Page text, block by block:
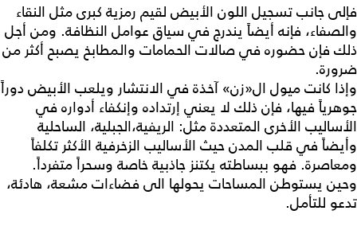
فإلى جانب تسجيل اللون الأبيض لقيم رمزية كبرى مثل النقاء
والصفاء، فإنه أيضاً يندرج في سياق عوامل النظافة. ومن أجل
ذلك فإن حضوره في صالات الحمامات والمطابخ يصبح أكثر من
ضرورة.
وإذا كانت ميول ال«زن» آخذة في الانتشار ويلعب الأبيض دوراً
جوهرياً فيها، فإن ذلك لا يعني إرتداده وإنكفاء أدواره في
الأساليب الأخرى المتعددة مثل: الريفية،الجبلية، الساحلية
وأيضاً في قلب المدن حيث الأساليب الزخرفية الأكثر تكلفاً
ومعاصرة. فهو ببساطته يكتنز جاذبية خاصة وسحراً متفرداً.
وحين يستوطن المساحات يحولها الى فضاءات مشعة، هادئة،
تدعو للتأمل.